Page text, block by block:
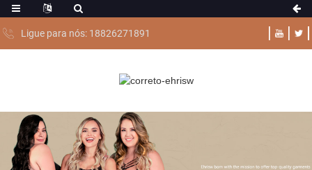
Ligue para nós: 18826271891